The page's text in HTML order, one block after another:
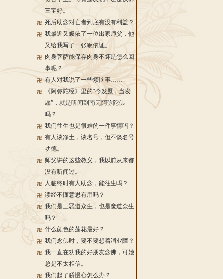
三宝好。
死后助念对亡者到底有没有利益？
我最近又皈依了一位出家师父，他
又给我写了一张皈依证。
肉身菩萨能保存肉身不坏是怎么回
事呢？
有人对我说了一些烦恼事……
《阿弥陀经》里的“今发愿，当发
愿”，就是听闻到南无阿弥陀佛
吗？
我们往生也是很难的一件事情吗？
有人谈净土，谈名号，但不谈名号
功德。
师父讲的这些教义，我以前从来都
没有听闻过。
人临终时有人助念，能往生吗？
读经不懂意思有用吗？
我们是三恶道众生，也是魔道众生
吗？
什么颜色的莲花最好？
我们念佛时，要不要想着消业障？
我一直在劝我的好朋友念佛，可她
总是不太相信。
我们起了骄慢心怎么办？